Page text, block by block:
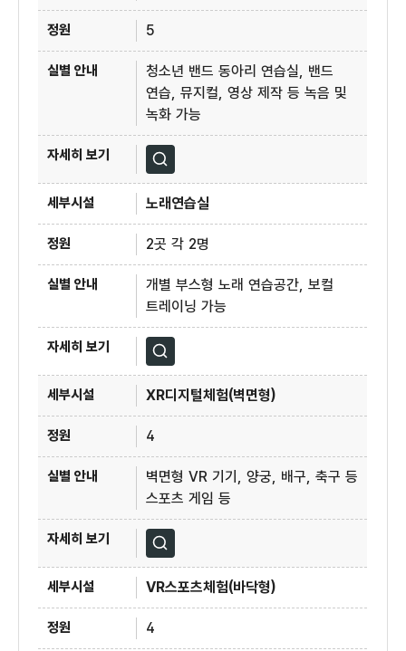
5
청소년 밴드 동아리 연습실, 밴드
연습, 뮤지컬, 영상 제작 등 녹음 및
녹화 가능
자세히보기
노래연습실
2곳 각 2명
개별 부스형 노래 연습공간, 보컬
트레이닝 가능
자세히보기
XR디지털체험(벽면형)
4
벽면형 VR 기기, 양궁, 배구, 축구 등
스포츠 게임 등
자세히보기
VR스포츠체험(바닥형)
4